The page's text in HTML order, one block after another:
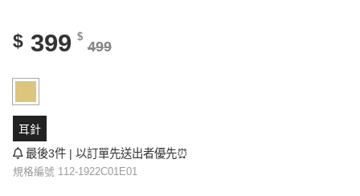
$ 399 $
499
耳針
最後3件 | 以訂單先送出者優先⏰
規格編號 112-1922C01E01